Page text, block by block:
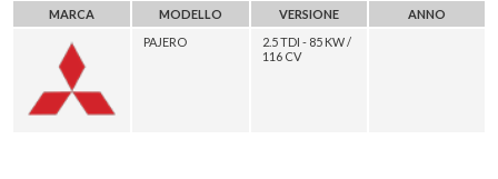
MARCA MODELLO VERSIONE
ANNO
PAJERO
2.5 TDI - 85 KW /
116 CV